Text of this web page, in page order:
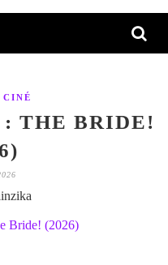
THE BRIDE!